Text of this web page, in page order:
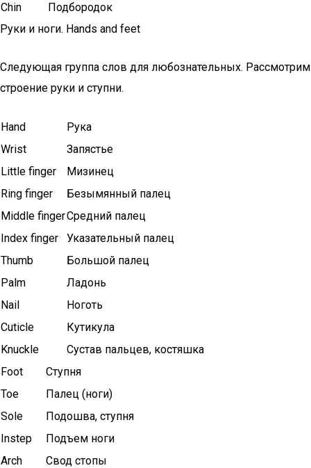
Chin
Подбородок
Руки и ноги. Hands and feet
Следующая группа слов для любознательных. Рассмотрим
строение руки и ступни.
Hand
Рука
Wrist
Запястье
Little finger
Мизинец
Ring finger
Безымянный палец
Middle fingerСредний палец
Index finger
Указательный палец
Thumb
Большой палец
Palm
Ладонь
Nail
Ноготь
Cuticle
Кутикула
Knuckle
Сустав пальцев, костяшка
Foot
Ступня
Toe
Палец (ноги)
Sole
Подошва, ступня
Instep
Подъем ноги
Arch
Свод стопы